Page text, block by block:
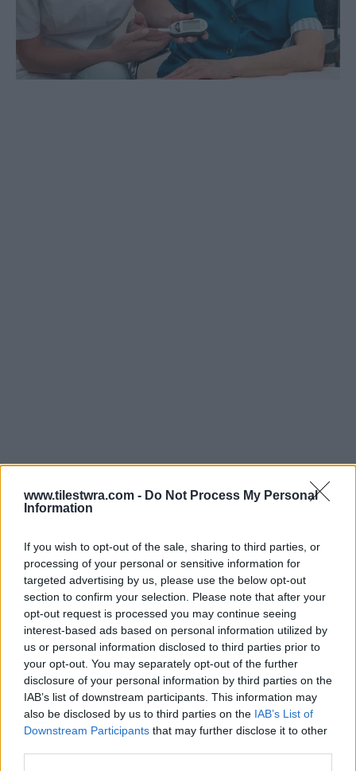
www.tilestwra.com - Do Not Process My Personal
Information
If you wish to opt-out of the sale, sharing to third parties, or
processing of your personal or sensitive information for
targeted advertising by us, please use the below opt-out
section to confirm your selection. Please note that after your
opt-out request is processed you may continue seeing
interest-based ads based on personal information utilized by
us or personal information disclosed to third parties prior to
your opt-out. You may separately opt-out of the further
disclosure of your personal information by third parties on the
IAB’s list of downstream participants. This information may
also be disclosed by us to third parties on the IAB’s List of
Downstream Participants that may further disclose it to other
καρδιαγγειακές παθήσεις, διαβήτη και
μετά τα 70 μπορεί να υποδηλώνει
ευθραυστότητα ή υποκείμενα προβλήματα. Η
διατήρηση ενός σταθερού και υγιούς βάρους
είναι κρίσιμη για την υγιή γήρανση.
5. Η νοητική οξύτητα είναι θετικός
δείκτης
Αν η μνήμη, η συγκέντρωση και οι δεξιότητες
επίλυσης προβλημάτων παραμένουν σε καλή